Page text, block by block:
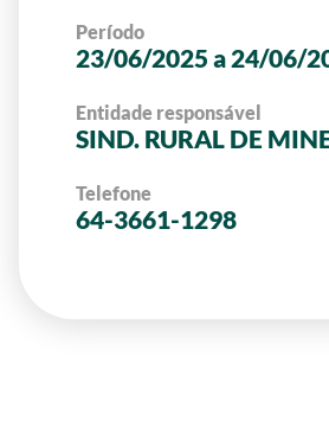
Período
23/06/2025 a 24/06/
Entidade responsável
SIND. RURAL DE
Telefone
64-3661-1298